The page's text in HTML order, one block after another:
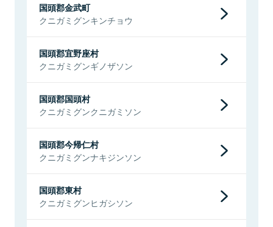
国頭郡金武町
クニガミグンキンチョウ
国頭郡宜野座村
クニガミグンギノザソン
国頭郡国頭村
クニガミグンクニガミソン
国頭郡今帰仁村
クニガミグンナキジンソン
国頭郡東村
クニガミグンヒガシソン